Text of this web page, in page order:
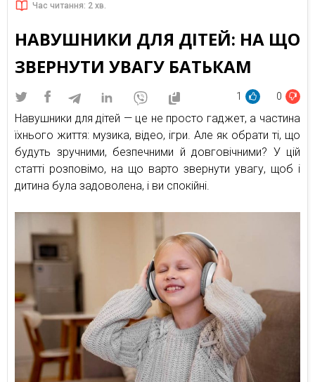
Час читання: 2 хв.
НАВУШНИКИ ДЛЯ ДІТЕЙ: НА ЩО
ЗВЕРНУТИ УВАГУ БАТЬКАМ
1 0
Навушники для дітей — це не просто гаджет, а частина
їхнього життя: музика, відео, ігри. Але як обрати ті, що
будуть зручними, безпечними й довговічними? У цій
статті розповімо, на що варто звернути увагу, щоб і
дитина була задоволена, і ви спокійні.